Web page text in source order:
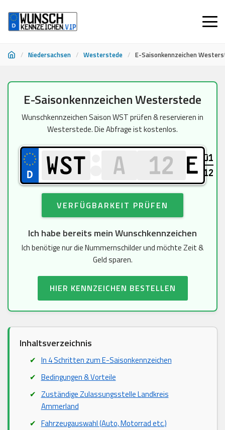
/ Niedersachsen / Westerstede / E-Saisonkennzeichen
Inhalt
springen
E-Saisonkennzeichen Westerstede
Wunschkennzeichen Saison WST prüfen & reservieren in
Westerstede. Die Abfrage ist kostenlos.
E
01
12
VERFÜGBARKEIT PRÜFEN
Ich habe bereits mein Wunschkennzeichen
Ich benötige nur die Nummernschilder und möchte Zeit &
Geld sparen.
HIER KENNZEICHEN BESTELLEN
Inhaltsverzeichnis
In 4 Schritten zum E-Saisonkennzeichen
Bedingungen & Vorteile
Zuständige Zulassungsstelle Landkreis
Ammerland
Fahrzeugauswahl (Auto, Motorrad etc.)